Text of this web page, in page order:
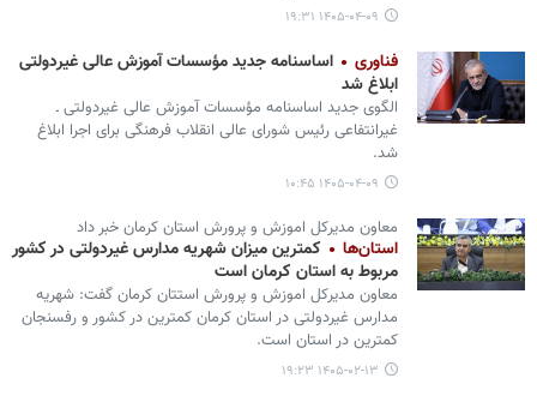
۱۴۰۵-۰۴-۰۹ ۱۹:۳۱
فناوری
اساسنامه جدید مؤسسات آموزش عالی غیردولتی
ابلاغ شد
الگوی جدید اساسنامه مؤسسات آموزش عالی غیردولتی ـ
غیرانتفاعی رئیس شورای عالی انقلاب فرهنگی برای اجرا ابلاغ
شد.
۱۴۰۵-۰۴-۰۹ ۱۰:۴۵
معاون مدیرکل اموزش و پرورش استان کرمان خبر داد
استان‌ها
کمترین میزان شهریه مدارس غیردولتی در کشور
مربوط به استان کرمان است
معاون مدیرکل اموزش و پرورش استتان کرمان گفت: شهریه
مدارس غیردولتی در استان کرمان کمترین در کشور و رفسنجان
کمترین در استان است.
۱۴۰۵-۰۲-۱۳ ۱۹:۲۳